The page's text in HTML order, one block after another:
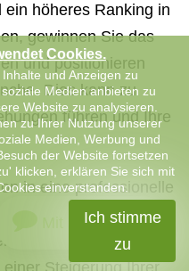
höheres Ranking in
gewinnen Sie das
und positionieren
Dies kann zu
führen und Ihre
in eine professionelle
Unternehmen dabei
auf Ihre Website zu
Steigerung Ihrer
Mit uns chatten
Cookies.
und Anzeigen zu
Medien anbieten zu
Website zu analysieren.
zu Ihrer Nutzung unserer
Medien, Werbung und
der Website fortsetzen
klicken, erklären Sie sich mit
einverstanden.
Ich stimme
zu